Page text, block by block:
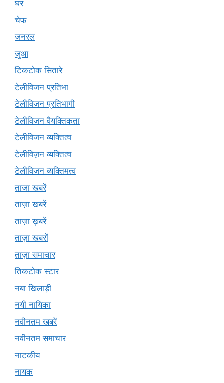
घर
चेफ
जनरल
जुआ
टिकटोक सितारे
टेलीविजन प्रतिभा
टेलीविजन प्रतिभागी
टेलीविजन वैयक्तिकता
टेलीविजन व्यक्तित्व
टेलीविज़न व्यक्तित्व
टेलीविजन व्यक्तिमत्व
ताजा खबरें
ताज़ा खबरें
ताज़ा ख़बरें
ताज़ा खबरों
ताज़ा समाचार
तिकटोक स्टार
नबा खिलाड़ी
नयी नायिका
नवीनतम खबरें
नवीनतम समाचार
नाटकीय
नायक